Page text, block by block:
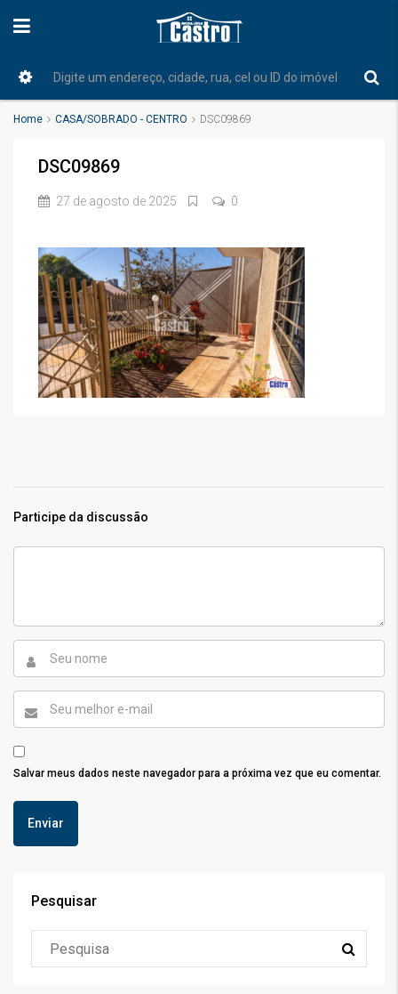
Home CASA/SOBRADO - CENTRO DSC09869
DSC09869
27 de agosto de 2025 0
Participe da discussão
Salvar meus dados neste navegador para a próxima vez que eu comentar.
Pesquisar